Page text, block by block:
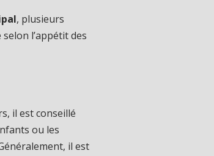
, plusieurs
l’appétit des
il est conseillé
ou les
il est